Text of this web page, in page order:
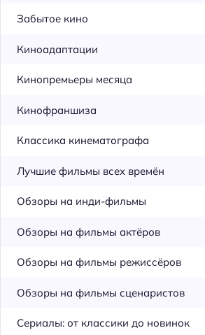
Забытое кино
Киноадаптации
Кинопремьеры месяца
Кинофраншиза
Классика кинематографа
Лучшие фильмы всех времён
Обзоры на инди-фильмы
Обзоры на фильмы актёров
Обзоры на фильмы режиссёров
Обзоры на фильмы сценаристов
Сериалы: от классики до новинок